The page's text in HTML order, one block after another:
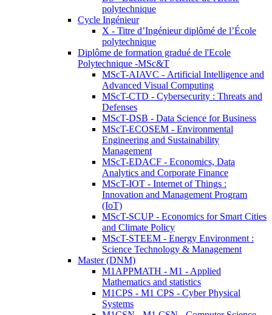
polytechnique
Cycle Ingénieur
X - Titre d’Ingénieur diplômé de l’École
polytechnique
Diplôme de formation gradué de l'Ecole
Polytechnique -MSc&T
MScT-AIAVC - Artificial Intelligence and
Advanced Visual Computing
MScT-CTD - Cybersecurity : Threats and
Defenses
MScT-DSB - Data Science for Business
MScT-ECOSEM - Environmental
Engineering and Sustainability
Management
MScT-EDACF - Economics, Data
Analytics and Corporate Finance
MScT-IOT - Internet of Things :
Innovation and Management Program
(IoT)
MScT-SCUP - Economics for Smart Cities
and Climate Policy
MScT-STEEM - Energy Environment :
Science Technology & Management
Master (DNM)
M1APPMATH - M1 - Applied
Mathematics and statistics
M1CPS - M1 CPS - Cyber Physical
Systems